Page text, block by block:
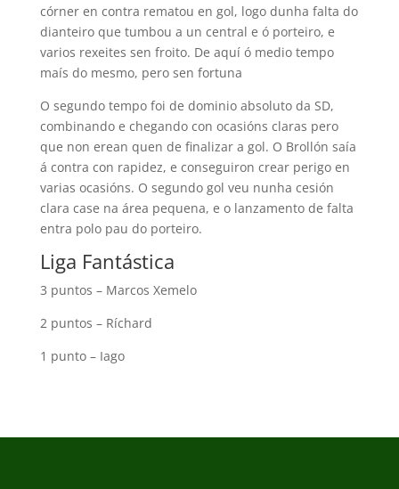
córner en contra rematou en gol, logo dunha falta do
dianteiro que tumbou a un central e ó porteiro, e
varios rexeites sen froito. De aquí ó medio tempo
maís do mesmo, pero sen fortuna
O segundo tempo foi de dominio absoluto da SD,
combinando e chegando con ocasións claras pero
que non erean quen de finalizar a gol. O Brollón saía
á contra con rapidez, e conseguiron crear perigo en
varias ocasións. O segundo gol veu nunha cesión
clara case na área pequena, e o lanzamento de falta
entra polo pau do porteiro.
Liga Fantástica
3 puntos – Marcos Xemelo
2 puntos – Ríchard
1 punto – Iago